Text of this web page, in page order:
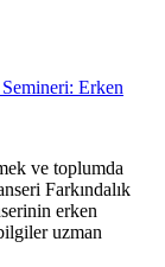
ve toplumda
Farkındalık
erken
uzman